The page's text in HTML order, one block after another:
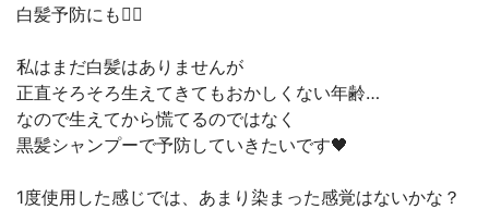
白髪予防にも🙆‍♀️
私はまだ白髪はありませんが
正直そろそろ生えてきてもおかしくない年齢…
なので生えてから慌てるのではなく
黒髪シャンプーで予防していきたいです🖤
1度使用した感じでは、あまり染まった感覚はないかな？